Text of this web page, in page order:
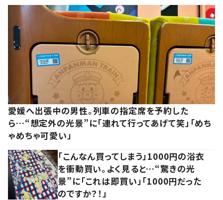
愛媛へ出張中の男性。列車の指定席を予約した
ら…“想定外の光景”に「連れて行ってあげて笑」「めち
ゃめちゃ可愛い」
「こんなん買ってしまう」1000円の浴衣
を衝動買い。よく見ると…“驚きの光
景”に「これは即買い」「1000円だった
のですか？！」